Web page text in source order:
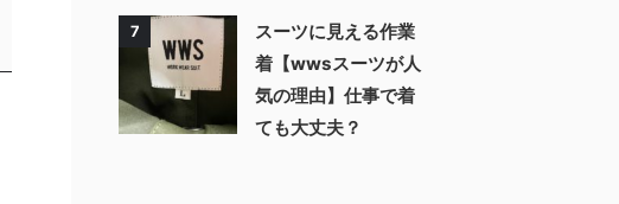
7
スーツに見える作業
着【wwsスーツが人
気の理由】仕事で着
ても大丈夫？